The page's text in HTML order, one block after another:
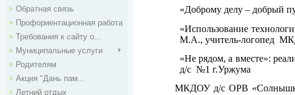
Обратная связь
Профориентационная работа
Требования к сайту о...
Муниципальные услуги
Родителям
Акция "Дань пам...
Летний отдых
«Доброму делу –
«Использование
М.А., учитель-логопед
«Не рядом, а вместе»:
д/с №1 г.Уржума
МКДОУ д/с ОРВ